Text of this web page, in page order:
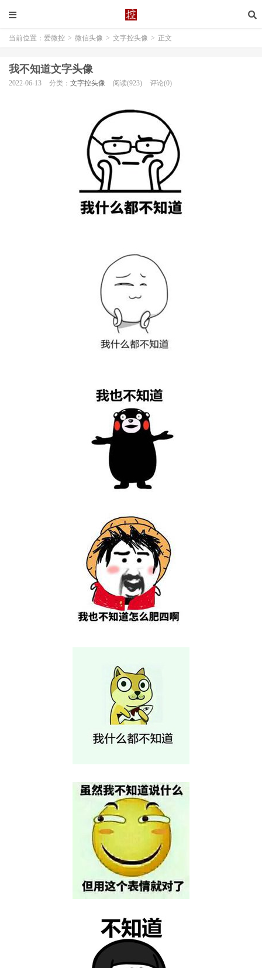
当前位置： 爱微控 > 微信头像 > 文字控头像 > 正文
我不知道文字头像
2022-06-13 分类： 文字控头像 阅读(923) 评论(0)